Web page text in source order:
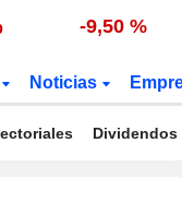
-9,50 %
Noticias